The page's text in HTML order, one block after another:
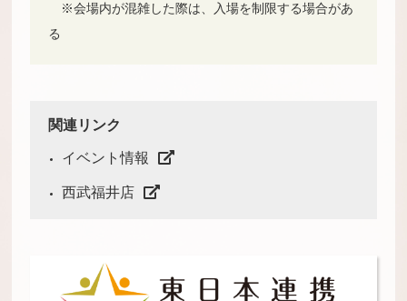
※会場内が混雑した際は、入場を制限する場合があ
る
関連リンク
イベント情報
西武福井店